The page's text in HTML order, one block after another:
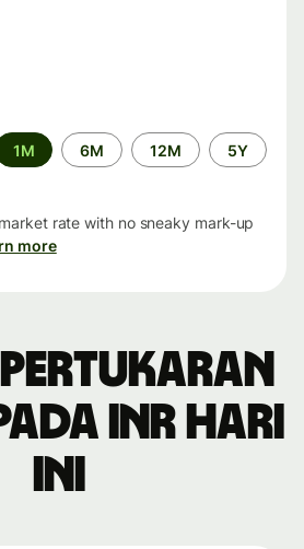
1M 6M 12M 5Y
rate with no sneaky mark-up
more
INR hari
ini